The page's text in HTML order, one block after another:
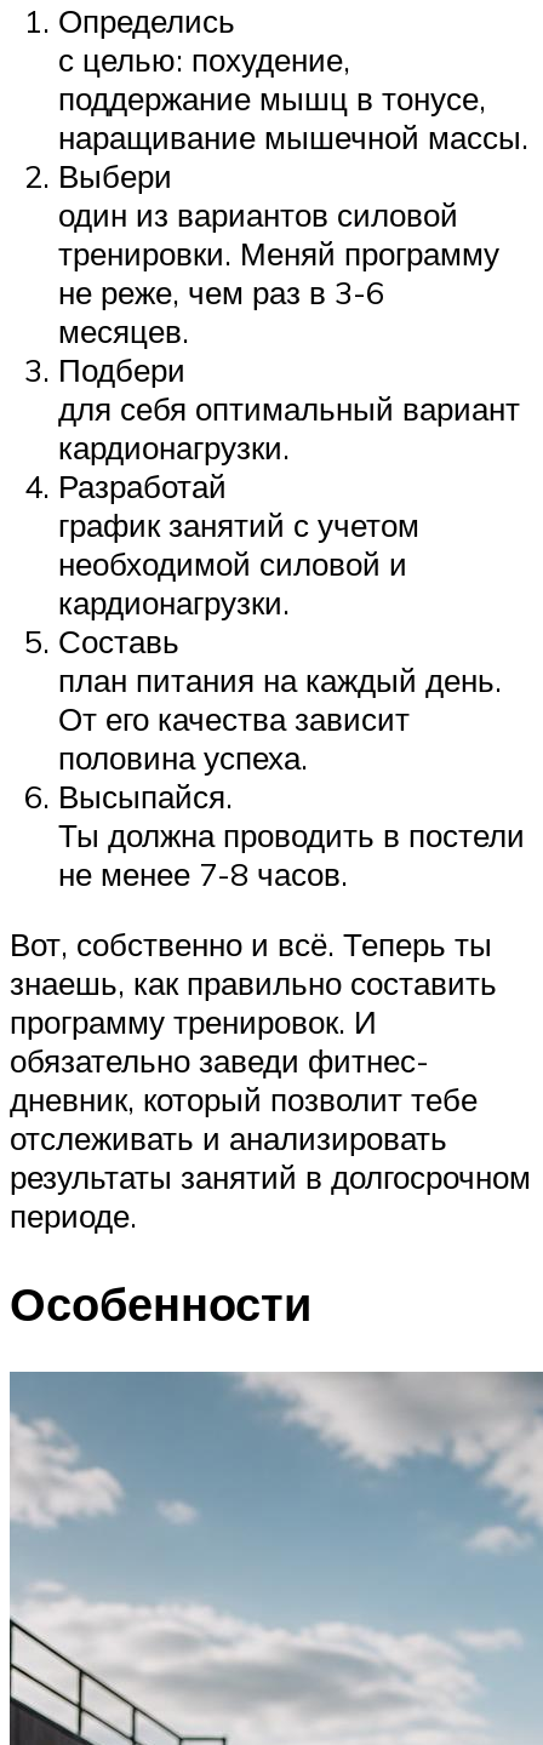
Определись
с целью: похудение,
поддержание мышц в тонусе,
наращивание мышечной массы.
Выбери
один из вариантов силовой
тренировки. Меняй программу
не реже, чем раз в 3-6
месяцев.
Подбери
для себя оптимальный вариант
кардионагрузки.
Разработай
график занятий с учетом
необходимой силовой и
кардионагрузки.
Составь
план питания на каждый день.
От его качества зависит
половина успеха.
Высыпайся.
Ты должна проводить в постели
не менее 7-8 часов.
Вот, собственно и всё. Теперь ты
знаешь, как правильно составить
программу тренировок. И
обязательно заведи фитнес-
дневник, который позволит тебе
отслеживать и анализировать
результаты занятий в долгосрочном
периоде.
Особенности